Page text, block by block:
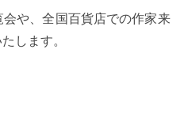
や、全国百貨店での作家来
します。